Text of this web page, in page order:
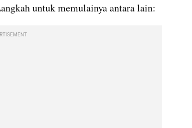
untuk memulainya antara lain: